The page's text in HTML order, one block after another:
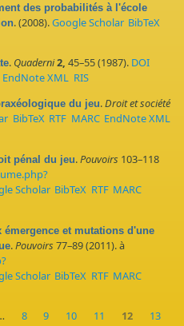
des probabilités à l'école
. (2008).Google Scholar BibTeX
. Quaderni2, 45–55 (1987). DOI
EndNote XML RIS
du jeu.Droit et société
BibTeX RTF MARC EndNote XML
pénal du jeu.Pouvoirs 103–118
Scholar BibTeX RTF MARC
et mutations d'une
.Pouvoirs 77–89 (2011). à
Scholar BibTeX RTF MARC
8 9 10 11 12
13